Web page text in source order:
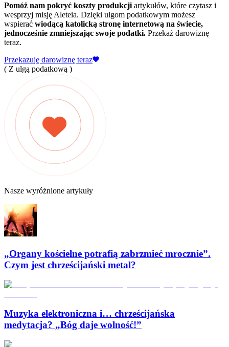
Pomóż nam pokryć koszty produkcji artykułów, które czytasz i
wesprzyj misję Aleteia. Dzięki ulgom podatkowym możesz
wspierać wiodącą katolicką stronę internetową na świecie,
jednocześnie zmniejszając swoje podatki. Przekaż darowiznę
teraz.
Przekazuję darowiznę teraz
( Z ulgą podatkową )
Nasze wyróżnione artykuły
„Organy kościelne potrafią zabrzmieć mrocznie”.
Czym jest chrześcijański metal?
Muzyka elektroniczna i… chrześcijańska
medytacja? „Bóg daje wolność!”